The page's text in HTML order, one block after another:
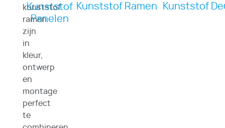
kunststof
ramen
zijn
in
kleur,
ontwerp
en
montage
perfect
te
Kunststof
Panelen
Kunststof Ramen Kunststof